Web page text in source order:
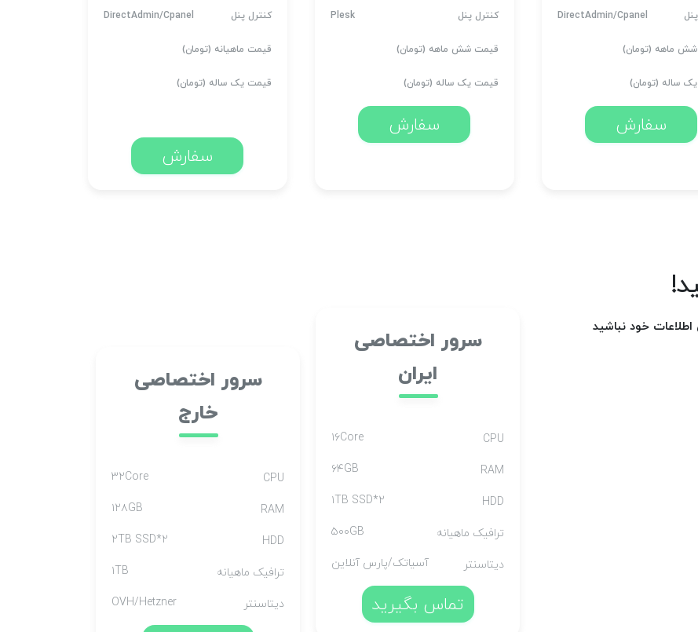
DirectAdmin/Cpanel
ماهه (تومان)
ساله (تومان)
سفارش
کنترل پنل Plesk
قیمت شش ماهه (تومان)
قیمت یک ساله (تومان)
سفارش
کنترل پنل DirectAdmin/Cpanel
قیمت ماهیانه (تومان)
قیمت یک ساله (تومان)
سفارش
خود نباشید
سرور اختصاصی
ایران
CPU
۱۶Core
RAM
۶۴GB
HDD
۲*۱TB SSD
ترافیک ماهیانه
۵۰۰GB
دیتاسنتر
آسیاتک/پارس آنلاین
تماس بگیرید
سرور اختصاصی
خارج
CPU
۳۲Core
RAM
۱۲۸GB
HDD
۲*۲TB SSD
ترافیک ماهیانه
۱TB
دیتاسنتر
OVH/Hetzner